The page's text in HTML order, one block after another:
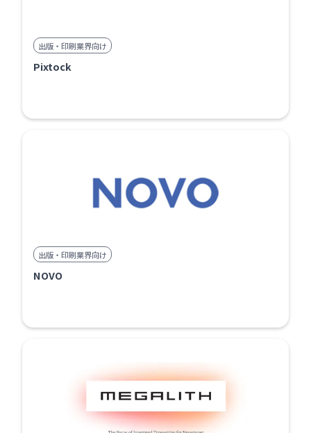
出版・印刷業界向け
Pixtock
出版・印刷業界向け
NOVO